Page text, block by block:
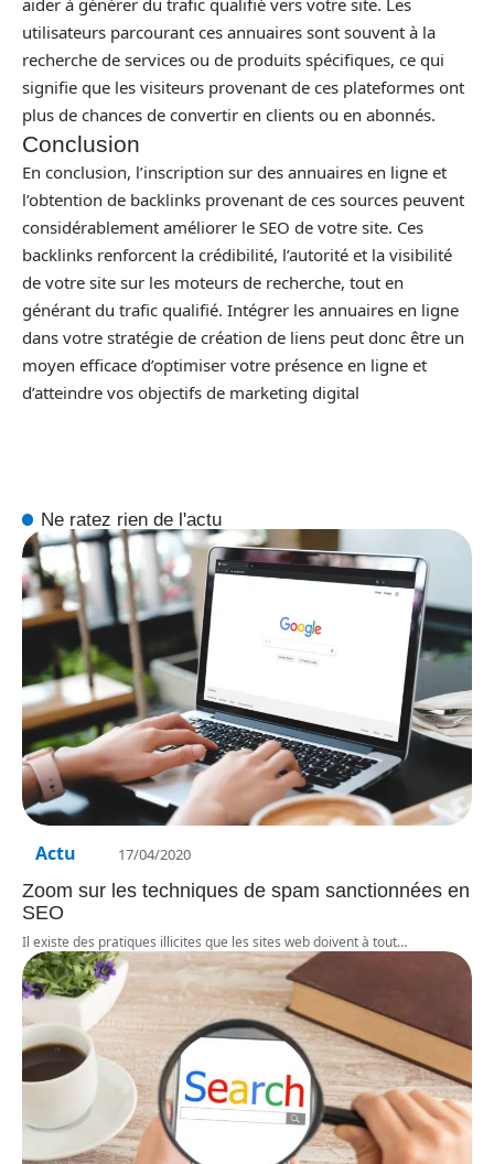
aider à générer du trafic qualifié vers votre site. Les
utilisateurs parcourant ces annuaires sont souvent à la
recherche de services ou de produits spécifiques, ce qui
signifie que les visiteurs provenant de ces plateformes ont
plus de chances de convertir en clients ou en abonnés.
Conclusion
En conclusion, l’inscription sur des annuaires en ligne et
l’obtention de backlinks provenant de ces sources peuvent
considérablement améliorer le SEO de votre site. Ces
backlinks renforcent la crédibilité, l’autorité et la visibilité
de votre site sur les moteurs de recherche, tout en
générant du trafic qualifié. Intégrer les annuaires en ligne
dans votre stratégie de création de liens peut donc être un
moyen efficace d’optimiser votre présence en ligne et
d’atteindre vos objectifs de marketing digital
Ne ratez rien de l'actu
Actu 17/04/2020
Zoom sur les techniques de spam sanctionnées en
SEO
Il existe des pratiques illicites que les sites web doivent à tout…